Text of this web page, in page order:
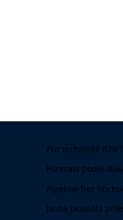
Pro technické B2B
Forecast podle
Pipeline bez
Jasná pravidla